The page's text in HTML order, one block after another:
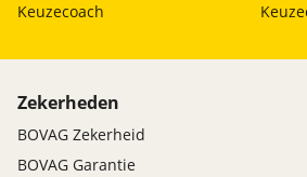
Keuzecoach
Zekerheden
BOVAG Zekerheid
BOVAG Garantie